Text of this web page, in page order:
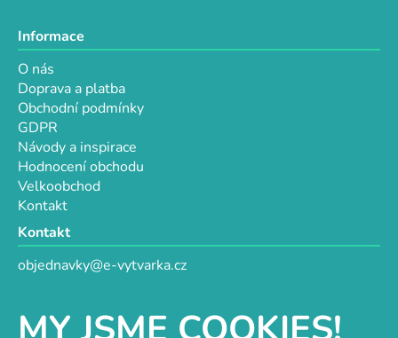
Informace
O nás
Doprava a platba
Obchodní podmínky
GDPR
Návody a inspirace
Hodnocení obchodu
Velkoobchod
Kontakt
Kontakt
objednavky@e-vytvarka.cz
Facebook